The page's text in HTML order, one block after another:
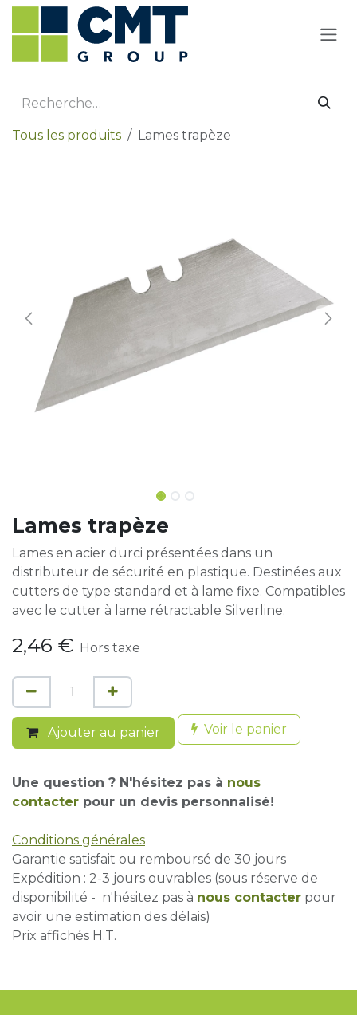
Se rendre au contenu
Tous les produits Lames trapèze
Lames trapèze
Lames en acier durci présentées dans un
distributeur de sécurité en plastique. Destinées aux
cutters de type standard et à lame fixe. Compatibles
avec le cutter à lame rétractable Silverline.
2,46 € Hors taxe
Ajouter au panier Voir le panier
Une question ? N'hésitez pas à nous
contacter pour un devis personnalisé!
Conditions générales
Garantie satisfait ou remboursé de 30 jours
Expédition : 2-3 jours ouvrables (sous réserve de
disponibilité - n'hésitez pas à nous contacter pour
avoir une estimation des délais)
Prix affichés H.T.